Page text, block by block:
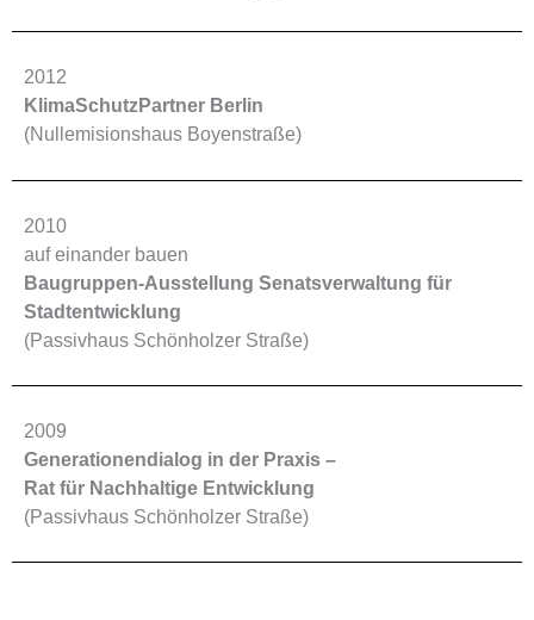
2012
KlimaSchutzPartner Berlin
(Nullemisionshaus Boyenstraße)
2010
auf einander bauen
Baugruppen-Ausstellung Senatsverwaltung für
Stadtentwicklung
(Passivhaus Schönholzer Straße)
2009
Generationendialog in der Praxis –
Rat für Nachhaltige Entwicklung
(Passivhaus Schönholzer Straße)